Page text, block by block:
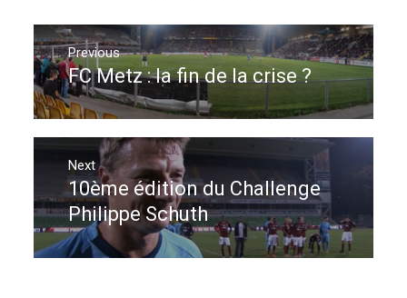
Navigation
de
l’article
Previous
Previous
post:
FC Metz : la fin de la crise ?
Next
Next
post:
10ème édition du Challenge
Philippe Schuth